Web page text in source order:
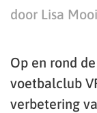
door Lisa
Op en rond
voetbalclub
verbetering